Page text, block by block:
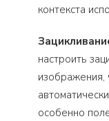
контекста
настроить
изображения,
особенно